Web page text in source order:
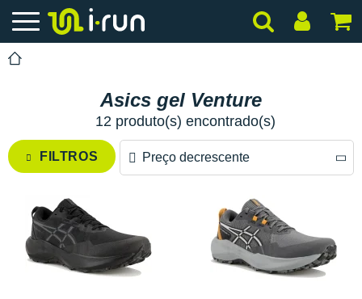
Asics gel Venture
12 produto(s) encontrado(s)
FILTROS Preço decrescente
Preço crescente